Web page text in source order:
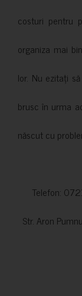
costuri pentru
organiza mai
lor. Nu ezitați
brusc în urma
născut cu
Telefon:
Str. Aron